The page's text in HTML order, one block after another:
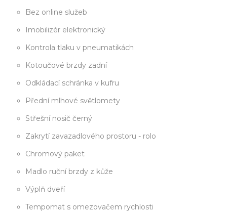
Bez online služeb
Imobilizér elektronický
Kontrola tlaku v pneumatikách
Kotoučové brzdy zadní
Odkládací schránka v kufru
Přední mlhové světlomety
Střešní nosič černý
Zakrytí zavazadlového prostoru - rolo
Chromový paket
Madlo ruční brzdy z kůže
Výplň dveří
Tempomat s omezovačem rychlosti